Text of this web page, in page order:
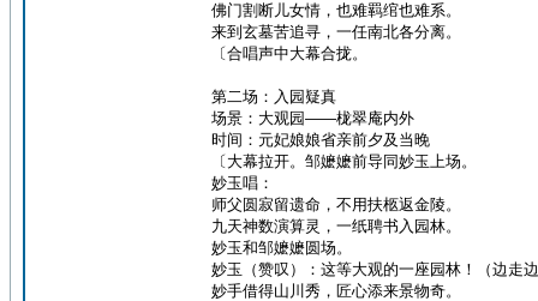
佛门割断儿女情，也难羁绾也难系。
来到玄墓苦追寻，一任南北各分离。
〔合唱声中大幕合拢。
第二场：入园疑真
场景：大观园——栊翠庵内外
时间：元妃娘娘省亲前夕及当晚
〔大幕拉开。邹嬷嬷前导同妙玉上场。
妙玉唱：
师父圆寂留遗命，不用扶柩返金陵。
九天神数演算灵，一纸聘书入园林。
妙玉和邹嬷嬷圆场。
妙玉（赞叹）：这等大观的一座园林！（边走
妙手借得山川秀，匠心添来景物奇。